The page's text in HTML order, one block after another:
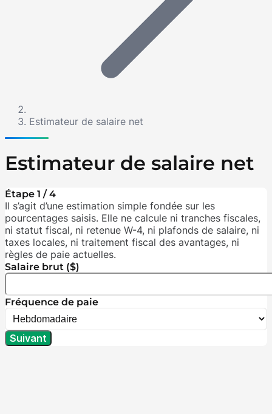
Estimateur de salaire net
Estimateur de salaire net
Étape 1 / 4
Il s’agit d’une estimation simple fondée sur les
pourcentages saisis. Elle ne calcule ni tranches fiscales,
ni statut fiscal, ni retenue W-4, ni plafonds de salaire, ni
taxes locales, ni traitement fiscal des avantages, ni
règles de paie actuelles.
Salaire brut ($)
Fréquence de paie
Suivant